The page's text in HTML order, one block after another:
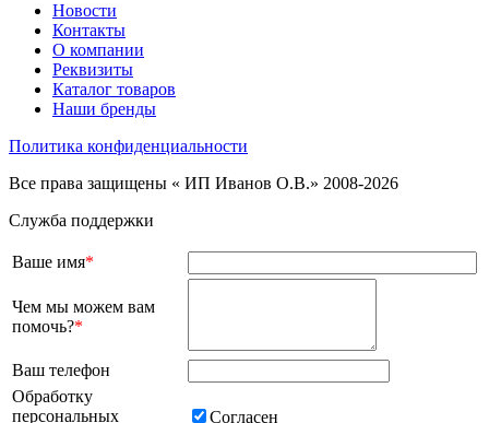
Новости
Контакты
О компании
Реквизиты
Каталог товаров
Наши бренды
Политика конфиденциальности
Все права защищены « ИП Иванов О.В.» 2008-2026
Служба поддержки
Ваше имя*
Чем мы можем вам
помочь?*
Ваш телефон
Обработку
персональных
Согласен